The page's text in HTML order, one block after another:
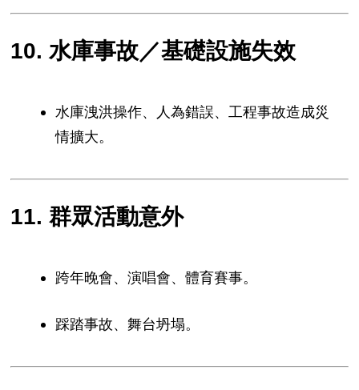
10. 水庫事故／基礎設施失效
水庫洩洪操作、人為錯誤、工程事故造成災
情擴大。
11. 群眾活動意外
跨年晚會、演唱會、體育賽事。
踩踏事故、舞台坍塌。